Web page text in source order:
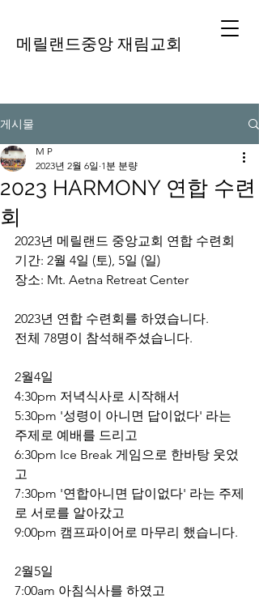
메릴랜드중앙 재림교회
게시물
2023 HARMONY 연합 수련
회
M P
2023년 2월 6일 1분 분량
2023년 메릴랜드 중앙교회 연합 수련회
기간: 2월 4일 (토), 5일 (일)
장소: Mt. Aetna Retreat Center
2023년 연합 수련회를 하였습니다.
전체 78명이 참석해주셨습니다.
2월4일
4:30pm 저녁식사로 시작해서
5:30pm '성령이 아니면 답이없다' 라는
주제로 예배를 드리고
6:30pm Ice Break 게임으로 한바탕 웃었
고
7:30pm '연합아니면 답이없다' 라는 주제
로 서로를 알아갔고
9:00pm 캠프파이어로 마무리 했습니다.
2월5일
7:00am 아침식사를 하였고